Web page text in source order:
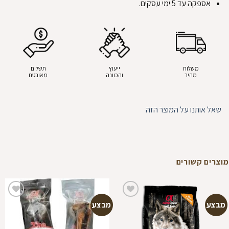
אספקה עד 5 ימי עסקים.
משלוח
מהיר
ייעוץ
והכוונה
תשלום
מאובטח
שאל אותנו על המוצר הזה
מוצרים קשורים
מבצע מבצע